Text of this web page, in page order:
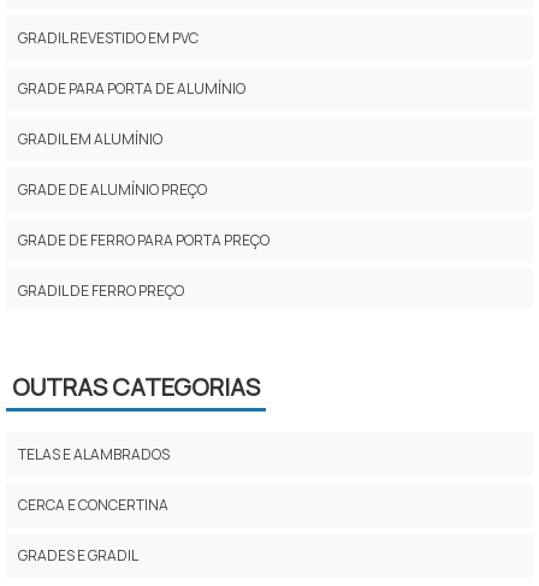
GRADIL REVESTIDO EM PVC
GRADE PARA PORTA DE ALUMÍNIO
GRADIL EM ALUMÍNIO
GRADE DE ALUMÍNIO PREÇO
GRADE DE FERRO PARA PORTA PREÇO
GRADIL DE FERRO PREÇO
PREÇO DE GRADE DE ALUMÍNIO
OUTRAS CATEGORIAS
TELAS E ALAMBRADOS
CERCA E CONCERTINA
GRADES E GRADIL